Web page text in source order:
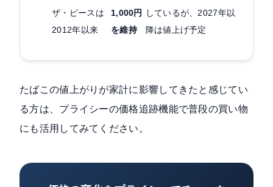
ザ・ピースは
2012年以来
1,000円
を維持
しているが、2027年以
降は値上げ予定
たばこの値上がりが家計に影響してきたと感じてい
る方は、プライシーの価格追跡機能で普段の買い物
にも活用してみてください。